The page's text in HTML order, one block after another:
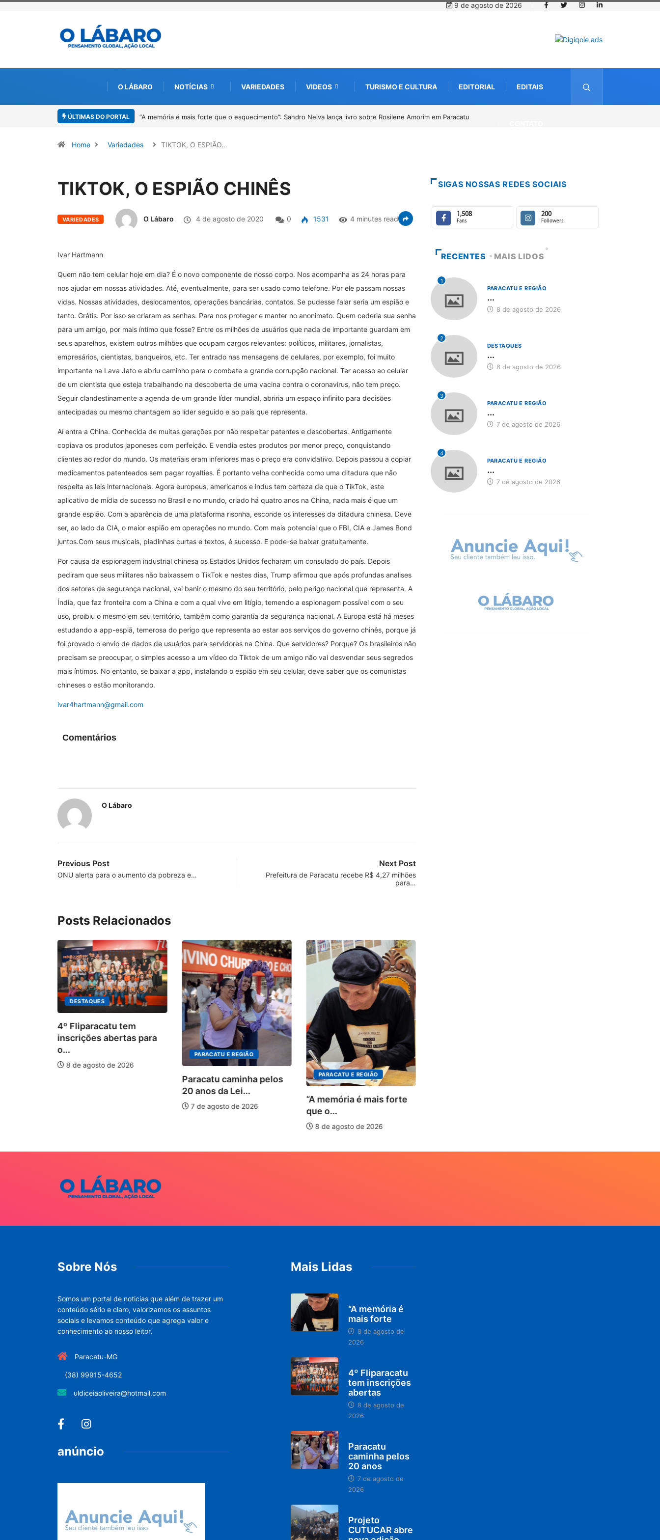
9 de agosto de 2026
O LÁBARO NOTÍCIAS VARIEDADES VIDEOS TURISMO E CULTURA EDITORIAL EDITAIS
ÚLTIMAS DO PORTAL
Sandro Neiva lança livro sobre Rosilene Amorim em Paracatu 4º Fliparacatu tem inscrições abertas para o Prêmio de Redação e Desenho até o dia 14 de agosto
Home Variedades TIKTOK, O ESPIÃO…
TIKTOK, O ESPIÃO CHINÊS
VARIEDADES O Lábaro 4 de agosto de 2020 0 1531 4 minutes read
Ivar Hartmann
Quem não tem celular hoje em dia? É o novo componente de nosso corpo. Nos acompanha as 24 horas para
nos ajudar em nossas atividades. Até, eventualmente, para ser usado como telefone. Por ele passam nossas
vidas. Nossas atividades, deslocamentos, operações bancárias, contatos. Se pudesse falar seria um espião e
tanto. Grátis. Por isso se criaram as senhas. Para nos proteger e manter no anonimato. Quem cederia sua senha
para um amigo, por mais íntimo que fosse? Entre os milhões de usuários que nada de importante guardam em
seus aparelhos, existem outros milhões que ocupam cargos relevantes: políticos, militares, jornalistas,
empresários, cientistas, banqueiros, etc. Ter entrado nas mensagens de celulares, por exemplo, foi muito
importante na Lava Jato e abriu caminho para o combate a grande corrupção nacional. Ter acesso ao celular
de um cientista que esteja trabalhando na descoberta de uma vacina contra o coronavirus, não tem preço.
Seguir clandestinamente a agenda de um grande líder mundial, abriria um espaço infinito para decisões
antecipadas ou mesmo chantagem ao líder seguido e ao país que representa.
Aí entra a China. Conhecida de muitas gerações por não respeitar patentes e descobertas. Antigamente
copiava os produtos japoneses com perfeição. E vendia estes produtos por menor preço, conquistando
clientes ao redor do mundo. Os materiais eram inferiores mas o preço era convidativo. Depois passou a copiar
medicamentos patenteados sem pagar royalties. É portanto velha conhecida como uma ditadura que não
respeita as leis internacionais. Agora europeus, americanos e indus tem certeza de que o TikTok, este
aplicativo de mídia de sucesso no Brasil e no mundo, criado há quatro anos na China, nada mais é que um
grande espião. Com a aparência de uma plataforma risonha, esconde os interesses da ditadura chinesa. Deve
ser, ao lado da CIA, o maior espião em operações no mundo. Com mais potencial que o FBI, CIA e James Bond
juntos.Com seus musicais, piadinhas curtas e textos, é sucesso. E pode-se baixar gratuitamente.
Por causa da espionagem industrial chinesa os Estados Unidos fecharam um consulado do país. Depois
pediram que seus militares não baixassem o TikTok e nestes dias, Trump afirmou que após profundas analises
dos setores de segurança nacional, vai banir o mesmo do seu território, pelo perigo nacional que representa. A
Índia, que faz fronteira com a China e com a qual vive em litígio, temendo a espionagem possível com o seu
uso, proibiu o mesmo em seu território, também como garantia da segurança nacional. A Europa está há meses
estudando a app-espiã, temerosa do perigo que representa ao estar aos serviços do governo chinês, porque já
foi provado o envio de dados de usuários para servidores na China. Que servidores? Porque? Os brasileiros não
precisam se preocupar, o simples acesso a um vídeo do Tiktok de um amigo não vai desvendar seus segredos
mais íntimos. No entanto, se baixar a app, instalando o espião em seu celular, deve saber que os comunistas
chineses o estão monitorando.
ivar4hartmann@gmail.com
Comentários
O Lábaro
Previous Post
ONU alerta para o aumento da pobreza e…
Next Post
Prefeitura de Paracatu recebe R$ 4,27 milhões
para…
Posts Relacionados
DESTAQUES
4º Fliparacatu tem
inscrições abertas para
o...
8 de agosto de 2026
PARACATU E REGIÃO
Paracatu caminha pelos
20 anos da Lei...
7 de agosto de 2026
PARACATU E REGIÃO
“A memória é mais forte
que o...
8 de agosto de 2026
SIGAS NOSSAS REDES SOCIAIS
1,508
Fans
200
Followers
RECENTES MAIS LIDOS
1
PARACATU E REGIÃO
...
8 de agosto de 2026
2
DESTAQUES
...
8 de agosto de 2026
3
PARACATU E REGIÃO
...
7 de agosto de 2026
4
PARACATU E REGIÃO
...
7 de agosto de 2026
Sobre Nós
Somos um portal de noticias que além de trazer um
conteúdo sério e claro, valorizamos os assuntos
sociais e levamos conteúdo que agrega valor e
conhecimento ao nosso leitor.
Paracatu-MG
(38) 99915-4652
uldiceiaoliveira@hotmail.com
anúncio
Mais Lidas
“A memória é
mais forte
8 de agosto de
2026
4º Fliparacatu
tem inscrições
abertas
8 de agosto de
2026
Paracatu
caminha pelos
20 anos
7 de agosto de
2026
Projeto
CUTUCAR abre